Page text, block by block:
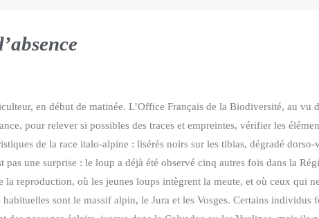
en début de matinée. L’Office Français de la Biodiversité, au vu
pour relever si possibles des traces et empreintes, vérifier les
de la race italo-alpine : lisérés noirs sur les tibias, dégradé dorso-
une surprise : le loup a déjà été observé cinq autres fois dans la
reproduction, où les jeunes loups intègrent la meute, et où ceux qui
sont le massif alpin, le Jura et les Vosges. Certains individus